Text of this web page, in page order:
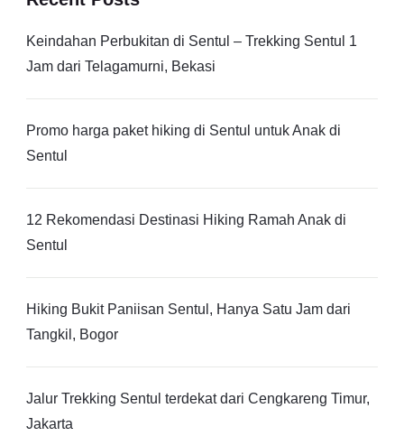
Keindahan Perbukitan di Sentul – Trekking Sentul 1
Jam dari Telagamurni, Bekasi
Promo harga paket hiking di Sentul untuk Anak di
Sentul
12 Rekomendasi Destinasi Hiking Ramah Anak di
Sentul
Hiking Bukit Paniisan Sentul, Hanya Satu Jam dari
Tangkil, Bogor
Jalur Trekking Sentul terdekat dari Cengkareng Timur,
Jakarta